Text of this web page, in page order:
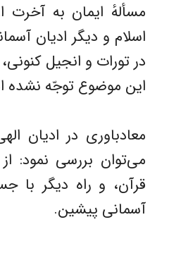
مسألهٔ ایمان به آخرت
اسلام و دیگر ادیان
در تورات و انجیل کنونی،
این موضوع توجّه
معادباوری در اديان
می‌توان بررسی نمود:
قرآن، و راه دیگر با
آسمانی پیشین.